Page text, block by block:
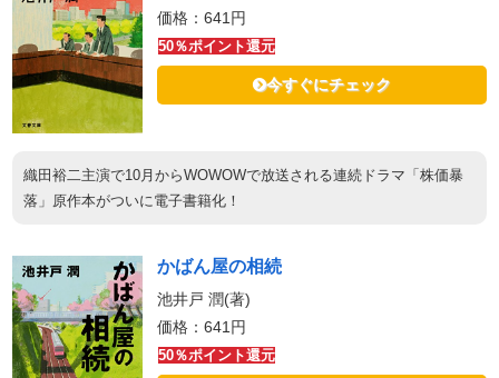
価格：641円
50％ポイント還元
今すぐにチェック
織田裕二主演で10月からWOWOWで放送される連続ドラマ「株価暴
落」原作本がついに電子書籍化！
かばん屋の相続
池井戸 潤(著)
価格：641円
50％ポイント還元